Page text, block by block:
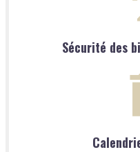
Sécurité des